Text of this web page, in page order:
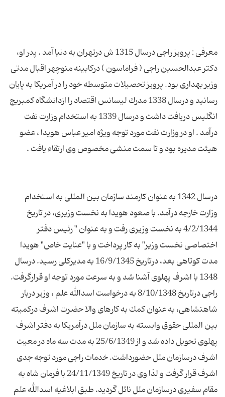
معرفی : پرویز راجی درسال 1315 ش درتهران به دنیا آمد . پدر او،
دكتر عبدالحسین راجی ( فراماسون ) دركابینه منوچهر اقبال مدتی
وزیر بهداری بود. پرویز تحصیلات متوسطه خود را در آمریكا به پایان
رسانید و درسال 1338 مدرك لیسانس اقتصاد را ازدانشگاه كمبریج
انگلیس دریافت داشت و درسال 1339 به استخدام وزارت نفت
درآمد . او در وزارت نفت مورد توجه ویژه امیر عباس هویدا ، عضو
درسال 1342 به عنوان كارمند سازمان بین المللی به استخدام
وزارت خارجه درآمد. با صعود هویدا به نخست وزیری، در تاریخ
4/2/1344 به نخست وزیری رفت و به عنوان " رئیس دفتر
اختصاصی نخست وزیر" به كار پرداخت و با "عنایت خاص" هویدا
مدت كوتاهی بعد، درتاریخ 16/9/1345 به مدیركلی رسید. درسال
راجی درتاریخ 8/10/1348 به درخواست اسدالله علم ، وزیر دربار
شاهنشاهی، به عنوان كمك به كارهای والا حضرت اشرف دركمیته
بین المللی حقوق وابسته به سازمان ملل درآمریكا به دفتر اشرف
پهلوی تحویل داده شد و از 25/6/1349 به مدت سه ماه در معیت
اشرف درسازمان ملل حضورداشت. خدمات راجی مورد توجه جدی
اشرف قرار گرفت و لذا وی در تاریخ 24/11/1349 با فرمان شاه به
مقام سفیری درسازمان ملل نائل گردید. طبق ابلاغیه اسدالله علم